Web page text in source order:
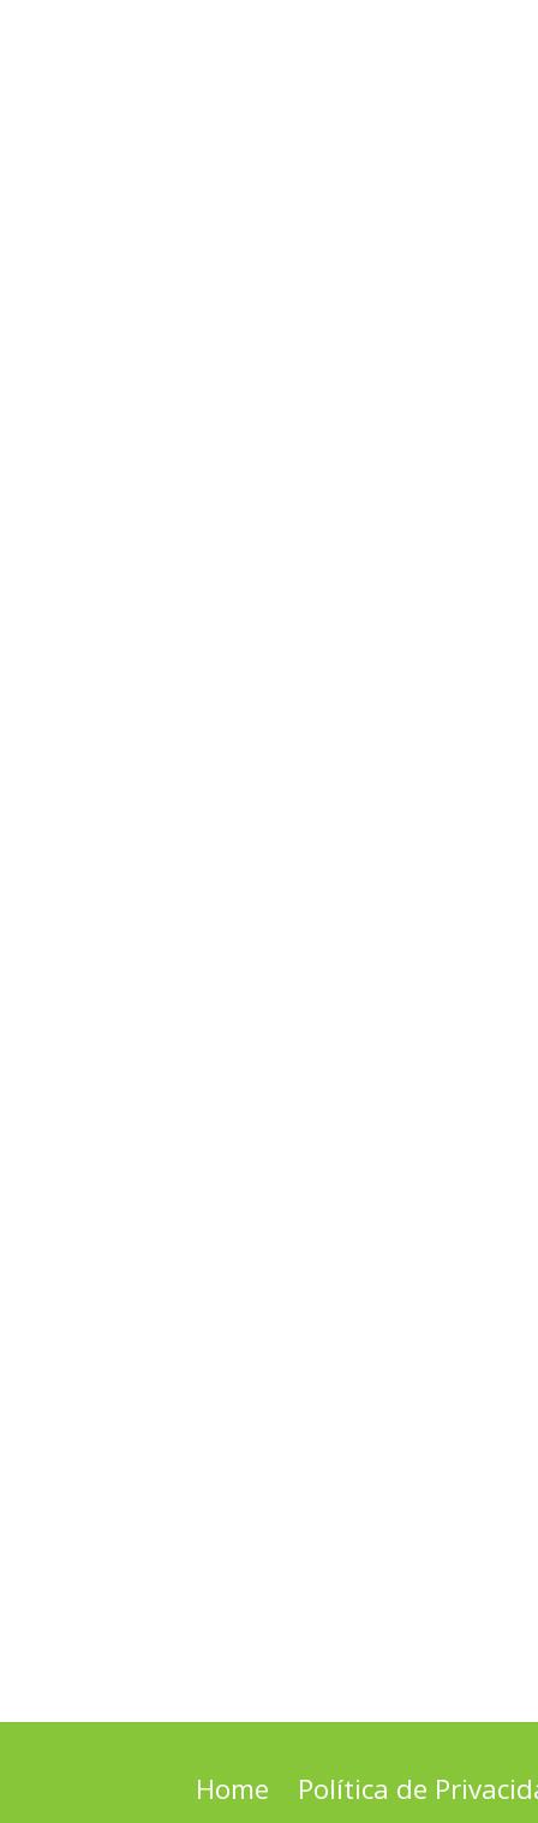
Home Política de